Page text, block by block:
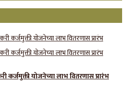
कर्जमुक्ती योजनेच्या लाभ वितरणास प्रारंभ